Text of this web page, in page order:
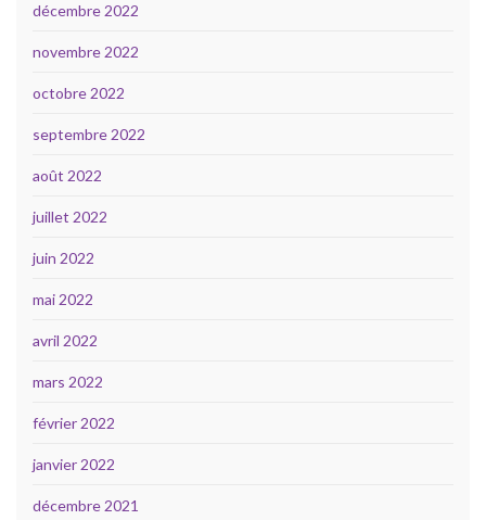
décembre 2022
novembre 2022
octobre 2022
septembre 2022
août 2022
juillet 2022
juin 2022
mai 2022
avril 2022
mars 2022
février 2022
janvier 2022
décembre 2021